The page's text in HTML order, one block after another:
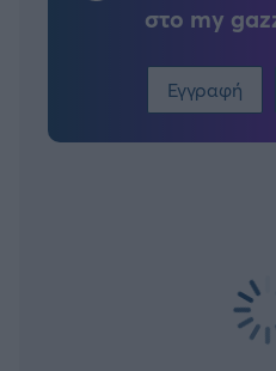
στο my
Εγγραφή